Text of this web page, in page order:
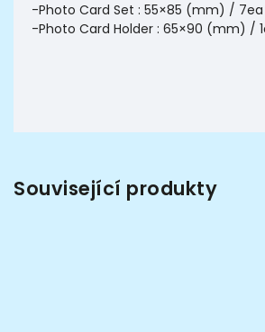
-Photo Card Set : 55×85 (mm) / 7ea
-Photo Card Holder : 65×90 (mm) /
Související produkty